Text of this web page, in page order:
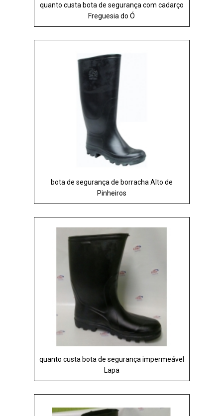
quanto custa bota de segurança com cadarço
Freguesia do Ó
bota de segurança de borracha Alto de
Pinheiros
quanto custa bota de segurança impermeável
Lapa